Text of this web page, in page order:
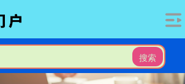
搜索